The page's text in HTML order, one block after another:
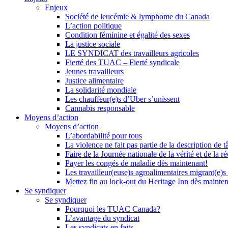
Enjeux
Société de leucémie & lymphome du Canada
L’action politique
Condition féminine et égalité des sexes
La justice sociale
LE SYNDICAT des travailleurs agricoles
Fierté des TUAC – Fierté syndicale
Jeunes travailleurs
Justice alimentaire
La solidarité mondiale
Les chauffeur(e)s d’Uber s’unissent
Cannabis responsable
Moyens d’action
Moyens d’action
L’abordabilité pour tous
La violence ne fait pas partie de la description de
Faire de la Journée nationale de la vérité et de la
Payer les congés de maladie dès maintenant!
Les travailleur(euse)s agroalimentaires
Mettez fin au lock-out du Heritage Inn dès
Se syndiquer
Se syndiquer
Pourquoi les TUAC Canada?
L’avantage du syndicat